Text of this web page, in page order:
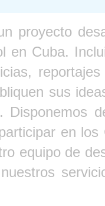
proyecto
en Cuba.
sus
Disponemos
en
equipo de